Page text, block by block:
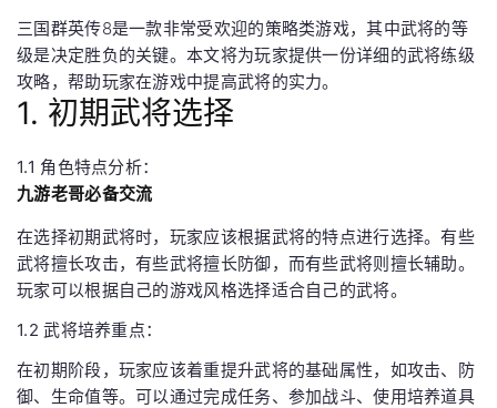
三国群英传8是一款非常受欢迎的策略类游戏，其中武将的等
级是决定胜负的关键。本文将为玩家提供一份详细的武将练级
攻略，帮助玩家在游戏中提高武将的实力。
1. 初期武将选择
1.1 角色特点分析：
九游老哥必备交流
在选择初期武将时，玩家应该根据武将的特点进行选择。有些
武将擅长攻击，有些武将擅长防御，而有些武将则擅长辅助。
玩家可以根据自己的游戏风格选择适合自己的武将。
1.2 武将培养重点：
在初期阶段，玩家应该着重提升武将的基础属性，如攻击、防
御、生命值等。可以通过完成任务、参加战斗、使用培养道具